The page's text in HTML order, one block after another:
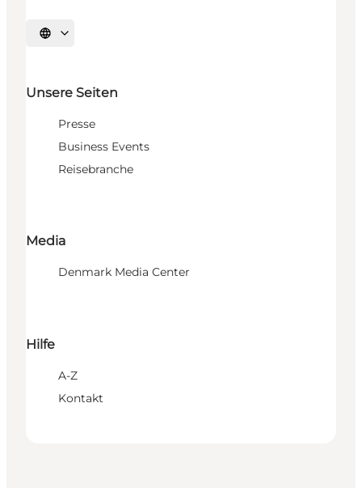
Sprache auswählen
Unsere Seiten
Presse
Business Events
Reisebranche
Media
Denmark Media Center
Hilfe
A-Z
Kontakt